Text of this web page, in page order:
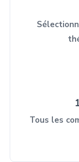
Tous les